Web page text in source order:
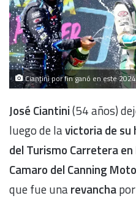
Ciantini por fin ganó en este
José Ciantini(54 años)
luego de lavictoria de su
del Turismo Carretera
Camaro del Canning
que fue unarevancha